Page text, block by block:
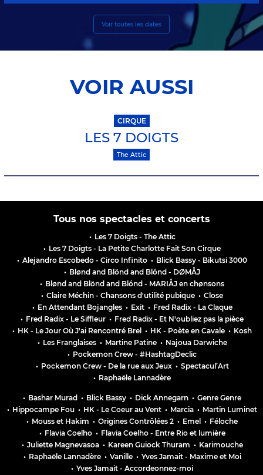
Voir toutes les dates
VOIR AUSSI
CIRQUE
LES 7 DOIGTS
The Attic
Tous nos spectacles et concerts
• Les 7 Doigts - The Attic
• Les 7 Doigts - La Petite Charlotte Fait Son Cirque
• Alejandro Escobedo - Circo Infinito • Blick Bassy - Bikutsi 3000
• Blønd and Blönd and Blónd - DØMÅJ
• Blønd and Blönd and Blónd - MARIÅJ en chønsons
• Claire Méchin - Chansons d'utilité pubique • Close
• En Attendant Bojangles • Exit • Fred Radix - La Claque
• Fred Radix - Le Siffleur • Fred Radix - Et N'oubliez pas la pièce
• HK - Le Jour Où J'ai Rencontré Brel • HK - Poète en Cavale • Kosh
• Les Franglaises • Martine Patine • Najoua Darwiche
• Pockemon Crew - #HashtagDeclic
• Pockemon Crew - De la rue aux Jeux • Spectacul’Art
• Raphaële Lannadère
• Bashar Murad • Blick Bassy • Dick Annegarn • Genre Genre
• Hippocampe Fou • HK - Le Coeur au Vent • Marcia • Martin Luminet
• Mouss et Hakim • Origines Contrôlées 2 • Emel • Féloche
• Flavia Coelho • Flavia Coelho - Entre Rio et lumière
• Juliette Magnevasoa • Kareen Guiock Thuram • Karimouche
• Raphaële Lannadère • Vanille • Yves Jamait - Maxime et Moi
• Yves Jamait - Accordeonnez-moi